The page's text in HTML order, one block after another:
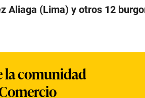
Aliaga (Lima) y otros 12